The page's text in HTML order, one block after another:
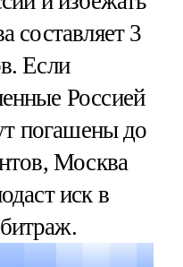
составляет 3
Если
Россией
погашены до
Москва
иск в